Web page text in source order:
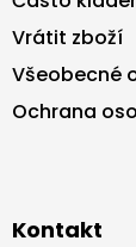
Vrátit zboží
Všeobecné
Ochrana
Kontakt